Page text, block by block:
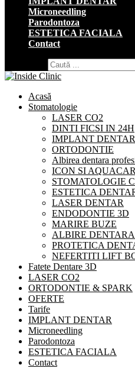
Microneedling
Parodontoza
ESTETICA FACIALA
Contact
Acasă
Stomatologie
LASER CO2
DINTI FICSI IN 24H
IMPLANT DENTAR
ORTODONTIE
Albirea dentara
ICON SI
STOMATOLOGIE
ESTETICA
LASER DENTAR
ENDODONTIE 3D
MARIRE BUZE
ALBIRE
PROTETICA
NEFERTITI LIFT
Fatete Dentare 3D
LASER CO2
ORTODONTIE & SPARK
OFERTE
Tarife
IMPLANT DENTAR
Microneedling
Parodontoza
ESTETICA FACIALA
Contact